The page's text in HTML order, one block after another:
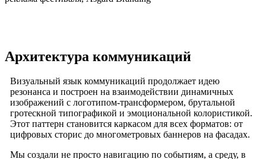
Архитектура коммуникаций
Визуальный язык коммуникаций продолжает идею
резонанса и построен на взаимодействии динамичных
изображений с логотипом-трансформером, брутальной
гротескной типографикой и эмоциональной колористикой.
Этот паттерн становится каркасом для всех форматов: от
цифровых сторис до многометровых баннеров на фасадах.
Мы создали не просто навигацию по событиям, а среду, в